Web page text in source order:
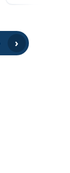
›